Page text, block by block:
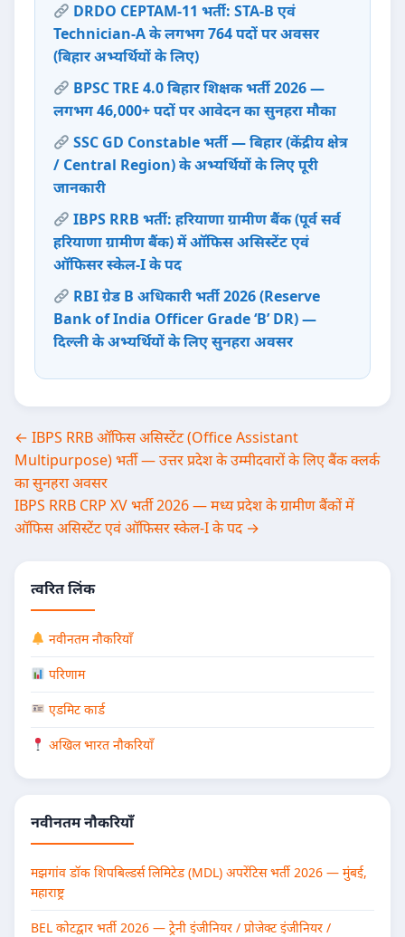
DRDO CEPTAM-11 भर्ती: STA-B एवं
Technician-A के लगभग 764 पदों पर अवसर
(बिहार अभ्यर्थियों के लिए)
BPSC TRE 4.0 बिहार शिक्षक भर्ती 2026 —
लगभग 46,000+ पदों पर आवेदन का सुनहरा मौका
SSC GD Constable भर्ती — बिहार (केंद्रीय क्षेत्र
/ Central Region) के अभ्यर्थियों के लिए पूरी
जानकारी
IBPS RRB भर्ती: हरियाणा ग्रामीण बैंक (पूर्व सर्व
हरियाणा ग्रामीण बैंक) में ऑफिस असिस्टेंट एवं
ऑफिसर स्केल-I के पद
RBI ग्रेड B अधिकारी भर्ती 2026 (Reserve
Bank of India Officer Grade ‘B’ DR) —
दिल्ली के अभ्यर्थियों के लिए सुनहरा अवसर
Post
navigation
← IBPS RRB ऑफिस असिस्टेंट (Office Assistant
Multipurpose) भर्ती — उत्तर प्रदेश के उम्मीदवारों के लिए बैंक क्लर्क
का सुनहरा अवसर
IBPS RRB CRP XV भर्ती 2026 — मध्य प्रदेश के ग्रामीण बैंकों में
ऑफिस असिस्टेंट एवं ऑफिसर स्केल-I के पद →
त्वरित लिंक
नवीनतम नौकरियाँ
परिणाम
एडमिट कार्ड
अखिल भारत नौकरियाँ
नवीनतम नौकरियाँ
मझगांव डॉक शिपबिल्डर्स लिमिटेड (MDL) अपरेंटिस भर्ती 2026 — मुंबई,
महाराष्ट्र
BEL कोटद्वार भर्ती 2026 — ट्रेनी इंजीनियर / प्रोजेक्ट इंजीनियर /